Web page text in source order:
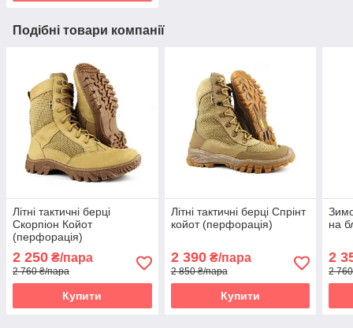
Подібні товари компанії
Літні тактичні берці
Скорпіон Койот
(перфорація)
2 250 ₴/пара
2 760 ₴/пара
Купити
Літні тактичні берці Спрінт
койот (перфорація)
2 390₴/пара
2 850 ₴/пара
Купити
на
2
2